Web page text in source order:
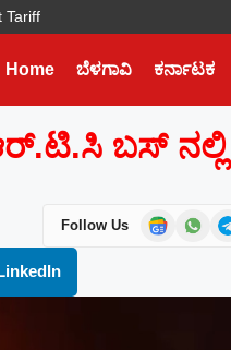
Tariff
Home ಬೆಳಗಾವಿ ಕರ್ನಾಟಕ
ಬಸ್ ನಲ್ಲಿ
Follow Us
Later
Our
and exclusive
your WhatsApp.
Join Now